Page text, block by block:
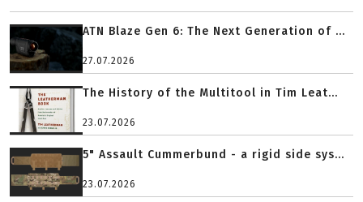
ATN Blaze Gen 6: The Next Generation of ...
27.07.2026
The History of the Multitool in Tim Leat...
23.07.2026
5" Assault Cummerbund - a rigid side sys...
23.07.2026